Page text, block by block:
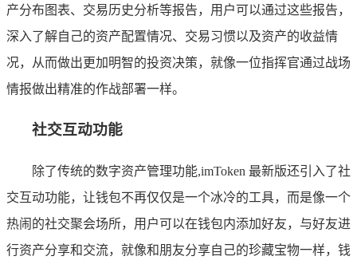
产分布图表、交易历史分析等报告，用户可以通过这些报告，
深入了解自己的资产配置情况、交易习惯以及资产的收益情
况，从而做出更加明智的投资决策，就像一位指挥官通过战场
情报做出精准的作战部署一样。
社交互动功能
除了传统的数字资产管理功能,imToken 最新版还引入了社
交互动功能，让钱包不再仅仅是一个冰冷的工具，而是像一个
热闹的社交聚会场所，用户可以在钱包内添加好友，与好友进
行资产分享和交流，就像和朋友分享自己的珍藏宝物一样，钱